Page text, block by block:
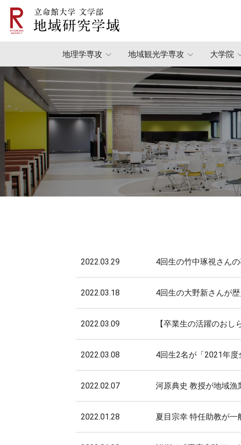
地理学専攻 地域観光学専攻 大学院
2022.03.29 4回生の竹中琢視さん
2022.03.18 4回生の大野新さんが
2022.03.09 【卒業生の活躍のお
2022.03.08 4回生2名が「2021年
2022.02.07 河原典史 教授が地域漁
2022.01.28 夏目宗幸 特任助教が一